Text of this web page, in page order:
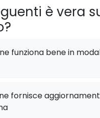
è vera
funziona bene in
fornisce